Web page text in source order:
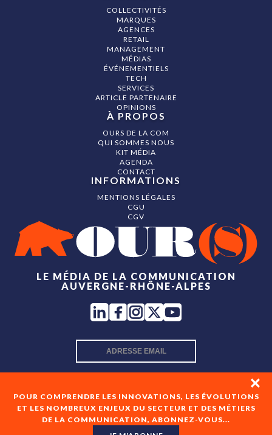
POUR COMPRENDRE LES INNOVATIONS, LES ÉVOLUTIONS
ET LES NOMBREUX ENJEUX DU SECTEUR ET DES MÉTIERS
DE LA COMMUNICATION, ABONNEZ-VOUS...
LE MÉDIA DE LA COMMUNICATION
AUVERGNE-RHÔNE-ALPES
En cochant cette case, je consens à recevoir les newsletters
COLLECTIVITÉS
MARQUES
AGENCES
RETAIL
MANAGEMENT
MÉDIAS
ÉVÉNEMENTIELS
TECH
SERVICES
ARTICLE PARTENAIRE
OPINIONS
À PROPOS
OURS DE LA COM
QUI SOMMES NOUS
KIT MÉDIA
AGENDA
CONTACT
INFORMATIONS
MENTIONS LÉGALES
CGU
CGV